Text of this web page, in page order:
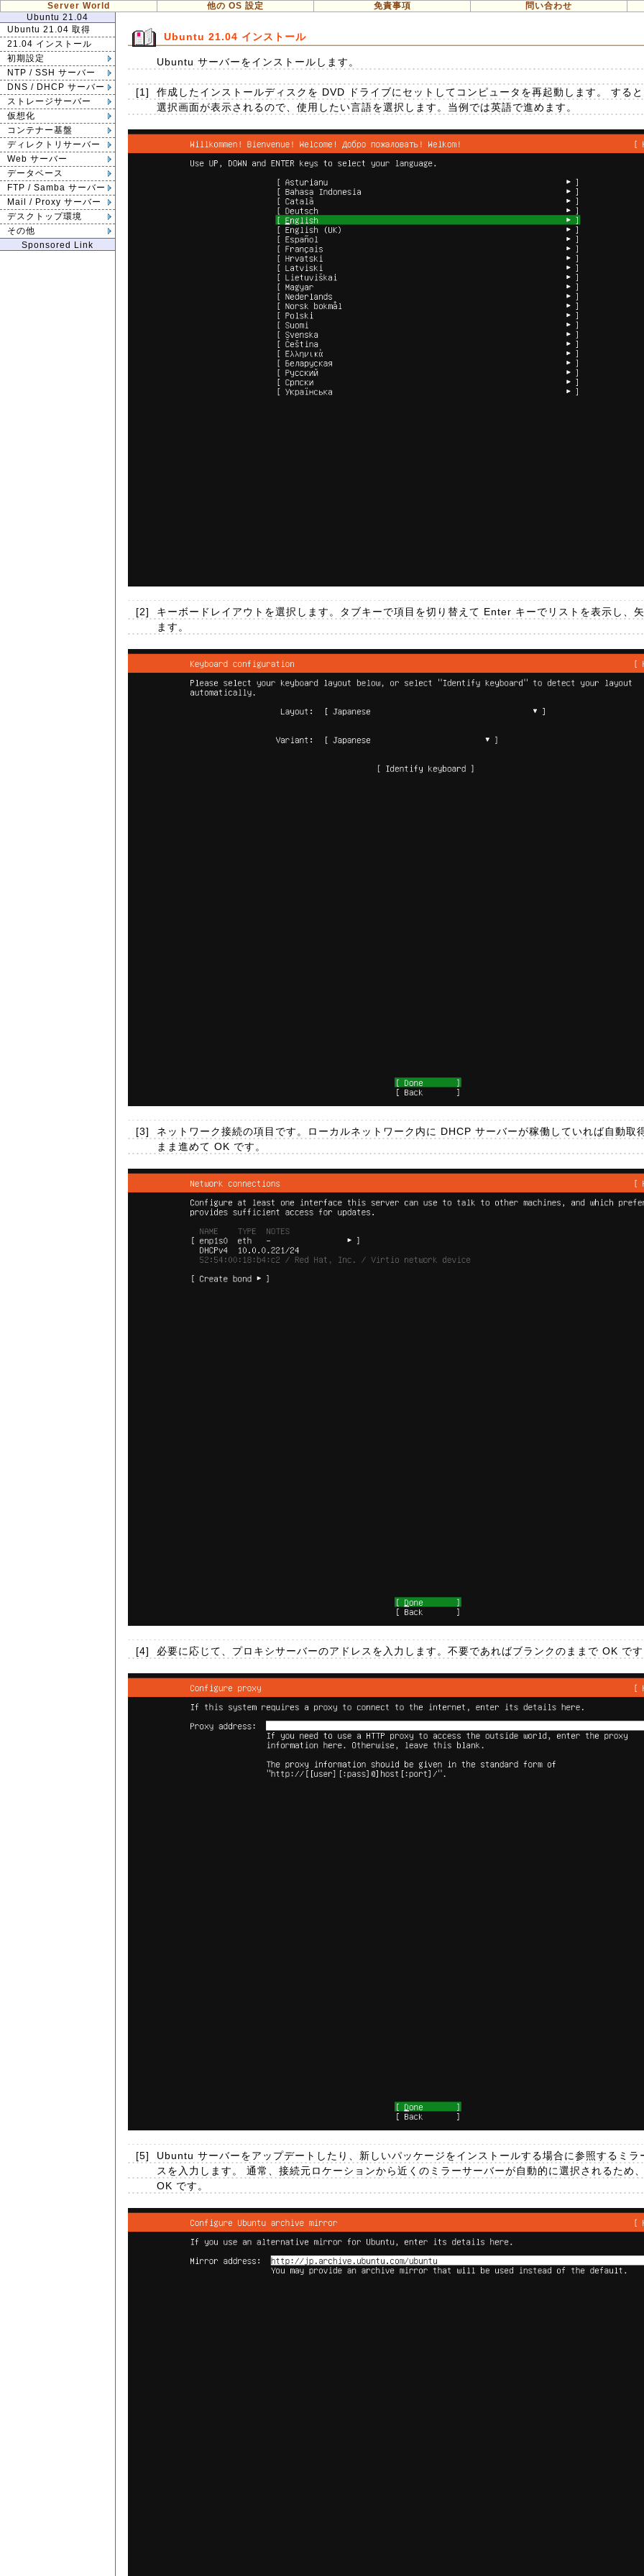
Server World 他の OS 設定 免責事項
問い合わせ
Ubuntu 21.04
Ubuntu 21.04 取得
21.04 インストール
初期設定
NTP / SSH サーバー
DNS / DHCP サーバー
ストレージサーバー
仮想化
コンテナー基盤
ディレクトリサーバー
Web サーバー
データベース
FTP / Samba サーバー
Mail / Proxy サーバー
デスクトップ環境
その他
Sponsored Link
Ubuntu 21.04 インストール
Ubuntu サーバーをインストールします。
[1]
作成したインストールディスクを DVD ドライブにセットしてコンピュータを再起動します。 する
選択画面が表示されるので、使用したい言語を選択します。当例では英語で進めます。
[2]
キーボードレイアウトを選択します。タブキーで項目を切り替えて Enter キーでリストを表示し、
ます。
[3]
ネットワーク接続の項目です。ローカルネットワーク内に DHCP サーバーが稼働していれば自動取
まま進めて OK です。
[4] 必要に応じて、プロキシサーバーのアドレスを入力します。不要であればブランクのままで OK で
[5]
Ubuntu サーバーをアップデートしたり、新しいパッケージをインストールする場合に参照するミラ
スを入力します。 通常、接続元ロケーションから近くのミラーサーバーが自動的に選択されるため
OK です。